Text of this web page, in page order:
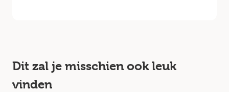
Dit zal je misschien ook leuk
vinden